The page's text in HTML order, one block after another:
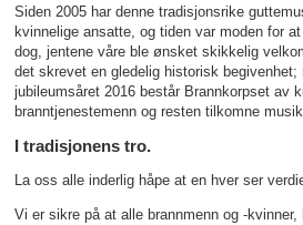
Siden 2005 har denne tradisjonsrike
kvinnelige ansatte, og tiden var moden for
dog, jentene våre ble ønsket skikkelig
det skrevet en gledelig historisk
jubileumsåret 2016 består Brannkorpset av
branntjenestemenn og resten tilkomne
I tradisjonens tro.
La oss alle inderlig håpe at en hver ser
Vi er sikre på at alle brannmenn og -